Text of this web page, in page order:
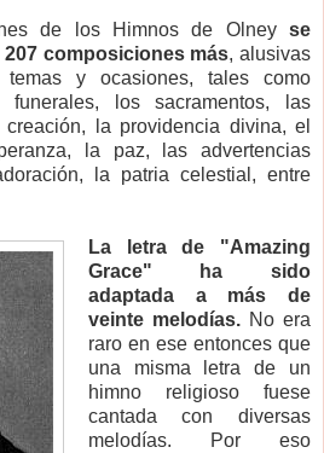
de los Himnos de Olneyse
composiciones más, alusivas
y ocasiones, tales como
funerales, los sacramentos, las
la providencia divina, el
la paz, las advertencias
la patria celestial, entre
La letra de "Amazing
Grace" ha sido
adaptada a más de
veinte melodías.No era
raro en ese entonces que
una misma letra de un
himno religioso fuese
cantada con diversas
melodías. Por eso